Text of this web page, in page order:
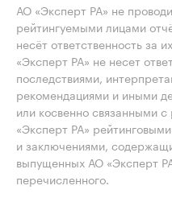
АО «Эксперт РА» не
рейтингуемыми лицами
несёт ответственность за
«Эксперт РА» не несет
последствиями,
рекомендациями и иными
или косвенно связанными
«Эксперт РА»
и заключениями,
выпущенных АО «Эксперт
перечисленного.